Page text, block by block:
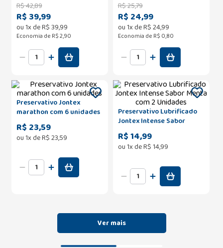
R$42,89
R$ 39,99
ou1x deR$39,99
Economia de R$ 2,90
R$25,79
R$ 24,99
ou1x deR$24,99
Economia de R$ 0,80
Preservativo Jontex
marathon com 6 unidades
R$ 23,59
ou1x deR$23,59
Preservativo Lubrificado
Jontex Intense Sabor
Menta com 2 Unidades
R$ 14,99
ou1x deR$14,99